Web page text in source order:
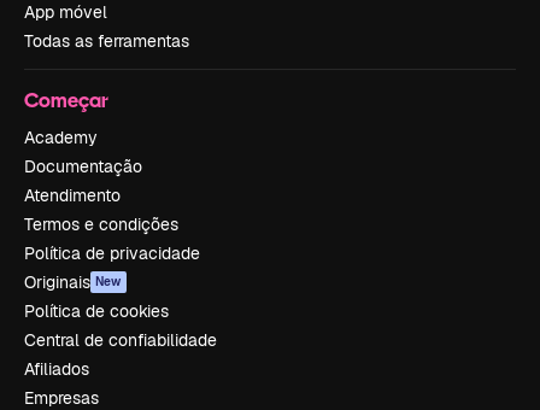
App móvel
Todas as ferramentas
Começar
Academy
Documentação
Atendimento
Termos e condições
Política de privacidade
Originais New
Política de cookies
Central de confiabilidade
Afiliados
Empresas